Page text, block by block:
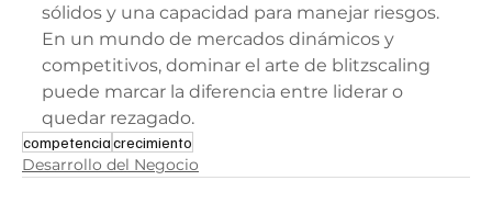
sólidos y una capacidad para manejar riesgos.
En un mundo de mercados dinámicos y
competitivos, dominar el arte de blitzscaling
puede marcar la diferencia entre liderar o
quedar rezagado.
competenciacrecimiento
Desarrollo del Negocio